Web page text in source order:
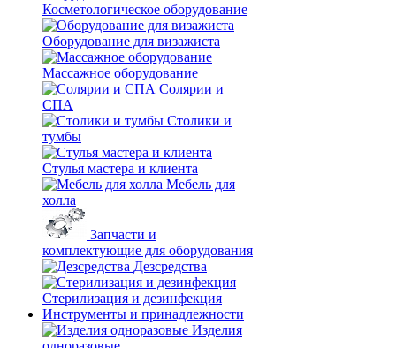
Косметологическое оборудование
Оборудование для визажиста
Массажное оборудование
Солярии и
СПА
Столики и
тумбы
Стулья мастера и клиента
Мебель для
холла
Запчасти и
комплектующие для оборудования
Дезсредства
Стерилизация и дезинфекция
Инструменты и принадлежности
Изделия